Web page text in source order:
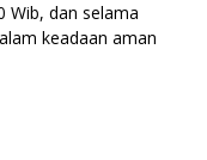
Wib, dan selama
keadaan aman